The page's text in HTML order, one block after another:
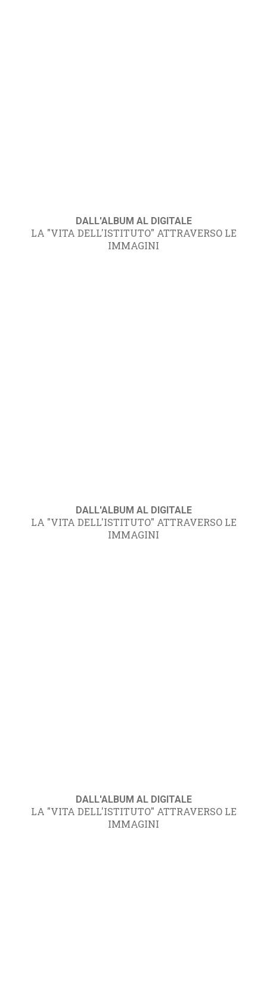
DALL'ALBUM AL DIGITALE
LA "VITA DELL'ISTITUTO" ATTRAVERSO LE
IMMAGINI
DALL'ALBUM AL DIGITALE
LA "VITA DELL'ISTITUTO" ATTRAVERSO LE
IMMAGINI
DALL'ALBUM AL DIGITALE
LA "VITA DELL'ISTITUTO" ATTRAVERSO LE
IMMAGINI